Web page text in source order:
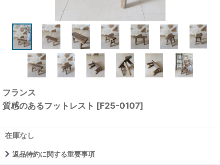
フランス
質感のあるフットレスト [F25-0107]
在庫なし
返品特約に関する重要事項